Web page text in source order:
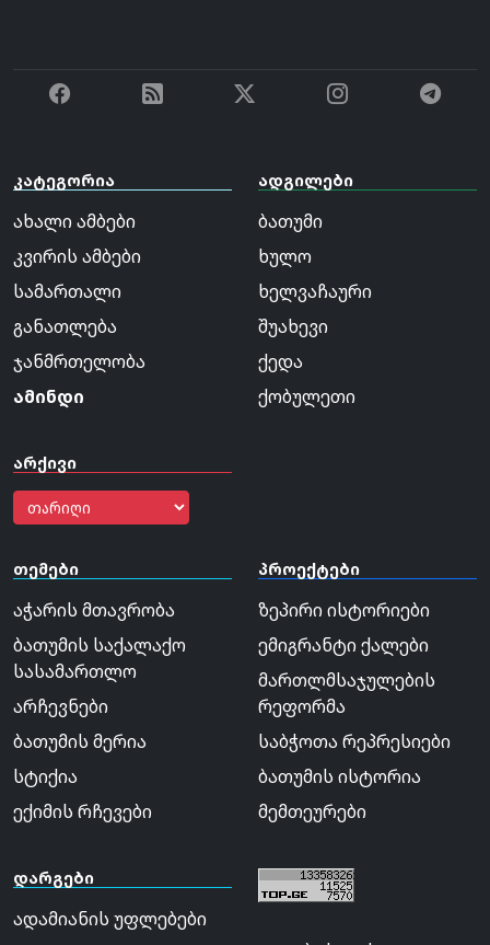
კატეგორია
ახალი ამბები
კვირის ამბები
სამართალი
განათლება
ჯანმრთელობა
ამინდი
არქივი
ადგილები
ბათუმი
ხულო
ხელვაჩაური
შუახევი
ქედა
ქობულეთი
თემები
აჭარის მთავრობა
ბათუმის საქალაქო
სასამართლო
არჩევნები
ბათუმის მერია
სტიქია
ექიმის რჩევები
პროექტები
ზეპირი ისტორიები
ემიგრანტი ქალები
მართლმსაჯულების
რეფორმა
საბჭოთა რეპრესიები
ბათუმის ისტორია
მემთეურები
დარგები
ადამიანის უფლებები